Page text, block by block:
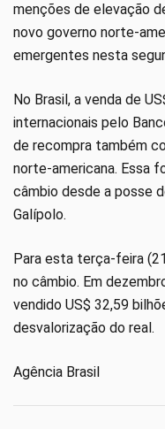
menções de elevação
novo governo norte-
emergentes nesta
No Brasil, a venda de
internacionais pelo
de recompra também
norte-americana. Essa
câmbio desde a posse
Galípolo.
Para esta terça-feira
no câmbio. Em
vendido US$ 32,59
desvalorização do real.
Agência Brasil